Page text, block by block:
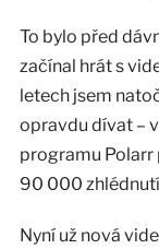
To bylo před
začínal hrát s
letech jsem
opravdu dívat –
programu Polarr
90 000 zhlédnutí
Nyní už nová